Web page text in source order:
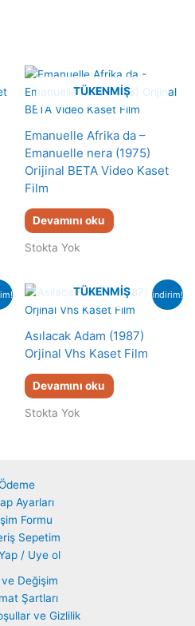
TÜKENMIŞ
Emanuelle Afrika da –
Emanuelle nera (1975)
Orijinal BETA Video Kaset
Film
Devamını oku
Stokta Yok
indirim!
TÜKENMIŞ
Asılacak Adam (1987)
Orjinal Vhs Kaset Film
Devamını oku
Stokta Yok
Ayarları
Formu
Sepetim
/ Uye ol
Değişim
Şartları
ve Gizlilik